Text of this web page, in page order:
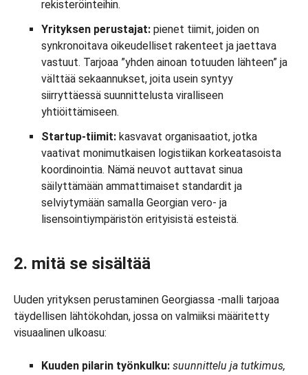
rekisteröinteihin.
Yrityksen perustajat: pienet tiimit, joiden on
synkronoitava oikeudelliset rakenteet ja jaettava
vastuut. Tarjoaa ”yhden ainoan totuuden lähteen” ja
välttää sekaannukset, joita usein syntyy
siirryttäessä suunnittelusta viralliseen
yhtiöittämiseen.
Startup-tiimit: kasvavat organisaatiot, jotka
vaativat monimutkaisen logistiikan korkeatasoista
koordinointia. Nämä neuvot auttavat sinua
säilyttämään ammattimaiset standardit ja
selviytymään samalla Georgian vero- ja
lisensointiympäristön erityisistä esteistä.
2. mitä se sisältää
Uuden yrityksen perustaminen Georgiassa -malli tarjoaa
täydellisen lähtökohdan, jossa on valmiiksi määritetty
visuaalinen ulkoasu:
Kuuden pilarin työnkulku: suunnittelu ja tutkimus,